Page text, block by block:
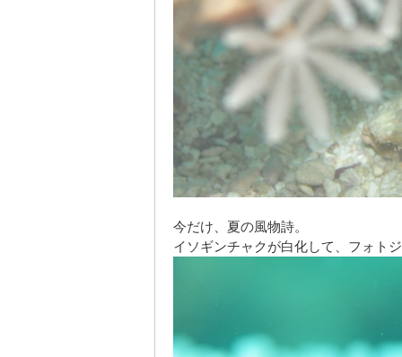
今だけ、夏の風物詩。
イソギンチャクが白化して、フォト